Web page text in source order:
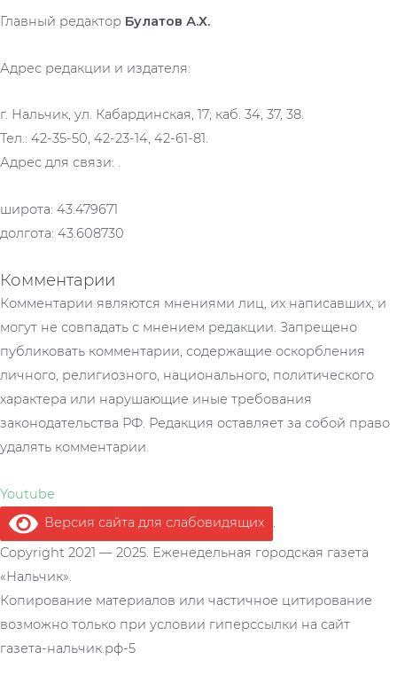
Главный редактор Булатов А.Х.
Адрес редакции и издателя:
г. Нальчик, ул. Кабардинская, 17; каб. 34, 37, 38.
Тел.: 42-35-50, 42-23-14, 42-61-81.
Адрес для связи: .
широта: 43.479671
долгота: 43.608730
Комментарии
Комментарии являются мнениями лиц, их написавших, и
могут не совпадать с мнением редакции. Запрещено
публиковать комментарии, содержащие оскорбления
личного, религиозного, национального, политического
характера или нарушающие иные требования
законодательства РФ. Редакция оставляет за собой право
удалять комментарии.
Youtube
Версия сайта для слабовидящих
.
Copyright 2021 — 2025. Еженедельная городская газета
«Нальчик».
Копирование материалов или частичное цитирование
возможно только при условии гиперссылки на сайт
газета-нальчик.рф-5